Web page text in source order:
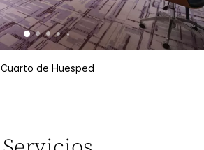
Cuarto de Huesped